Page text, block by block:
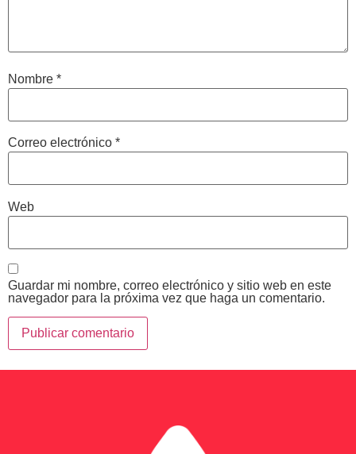
Nombre *
Correo electrónico *
Web
Guardar mi nombre, correo electrónico y sitio web en este
navegador para la próxima vez que haga un comentario.